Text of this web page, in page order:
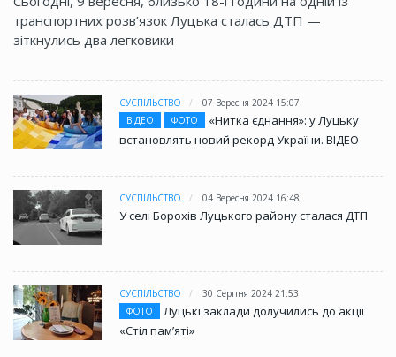
транспортних розв’язок Луцька сталась ДТП —
зіткнулись два легковики
СУСПІЛЬСТВО
07 Вересня 2024 15:07
ВІДЕО
ФОТО
«Нитка єднання»: у Луцьку
встановлять новий рекорд України. ВІДЕО
СУСПІЛЬСТВО 04 Вересня 2024 16:48
У селі Борохів Луцького району сталася ДТП
СУСПІЛЬСТВО
30 Серпня 2024 21:53
ФОТО
Луцькі заклади долучились до акції
«Стіл памʼяті»